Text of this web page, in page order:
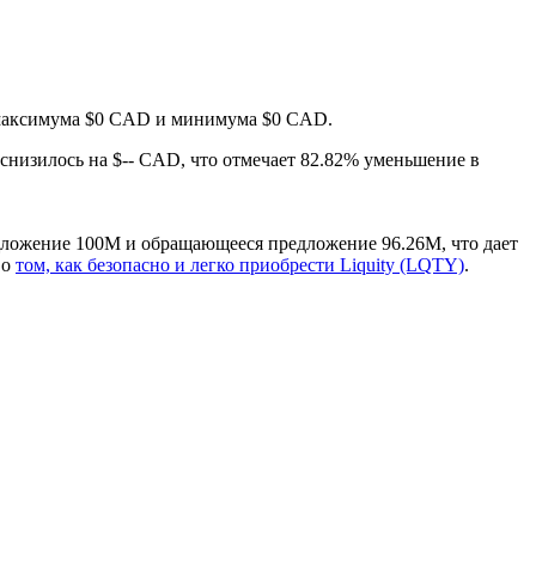
$0 CAD и минимума $0 CAD.
на $-- CAD, что отмечает 82.82% уменьшение в
100M и обращающееся предложение 96.26M, что дает
том, как безопасно и легко приобрести Liquity (LQTY).